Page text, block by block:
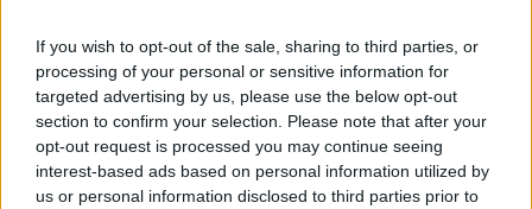
If you wish to opt-out of the sale, sharing to third parties, or
processing of your personal or sensitive information for
targeted advertising by us, please use the below opt-out
section to confirm your selection. Please note that after your
opt-out request is processed you may continue seeing
interest-based ads based on personal information utilized by
us or personal information disclosed to third parties prior to
News Santé
https://news-sante.fr